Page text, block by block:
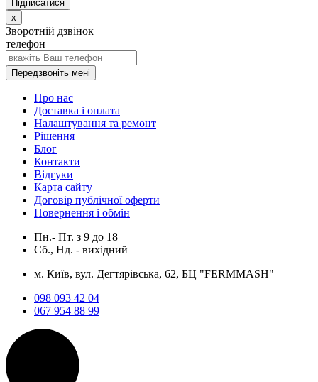
x
Зворотній дзвінок
телефон
Передзвоніть мені
Про нас
Доставка і оплата
Налаштування та ремонт
Рішення
Блог
Контакти
Відгуки
Карта сайту
Договір публічної оферти
Повернення і обмін
Пн.- Пт. з 9 до 18
Сб., Нд. - вихідний
м. Київ, вул. Дегтярівська, 62, БЦ "FERMMASH"
098 093 42 04
067 954 88 99